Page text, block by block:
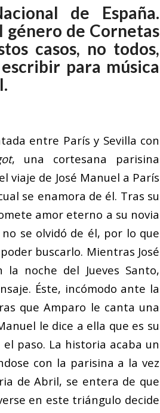
de España.
de Cornetas
casos, no todos,
para música
entre París y Sevilla con
, una cortesana parisina
viaje de José Manuel a París
se enamora de él. Tras su
amor eterno a su novia
se olvidó de él, por lo que
buscarlo. Mientras José
noche del Jueves Santo,
Éste, incómodo ante la
que Amparo le canta una
le dice a ella que es su
paso. La historia acaba un
con la parisina a la vez
de Abril, se entera de que
en este triángulo decide